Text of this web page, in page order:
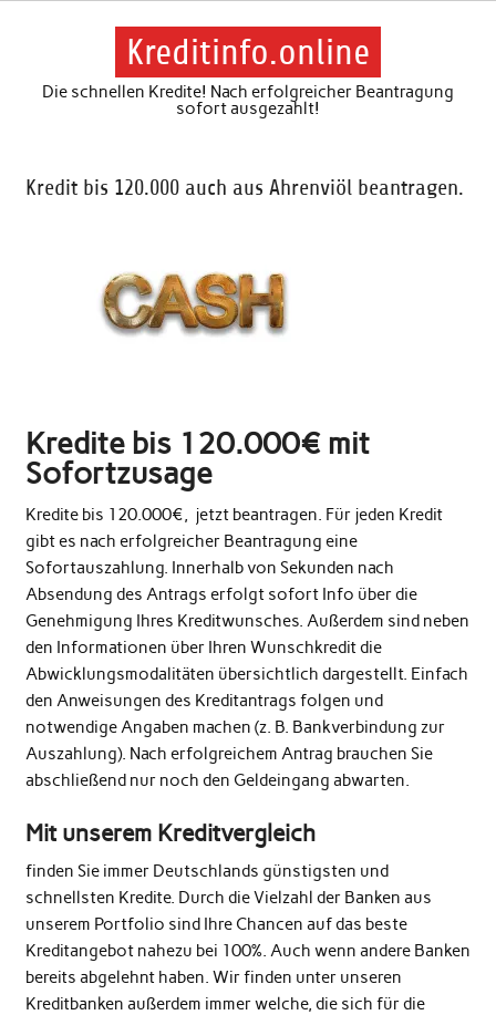
Skip
Kreditinfo.online
Die schnellen Kredite! Nach erfolgreicher Beantragung
sofort ausgezahlt!
Kredit bis 120.000 auch aus Ahrenviöl beantragen.
Kredite bis 120.000€ mit
Sofortzusage
Kredite bis 120.000€, jetzt beantragen. Für jeden Kredit
gibt es nach erfolgreicher Beantragung eine
Sofortauszahlung. Innerhalb von Sekunden nach
Absendung des Antrags erfolgt sofort Info über die
Genehmigung Ihres Kreditwunsches. Außerdem sind neben
den Informationen über Ihren Wunschkredit die
Abwicklungsmodalitäten übersichtlich dargestellt. Einfach
den Anweisungen des Kreditantrags folgen und
notwendige Angaben machen (z. B. Bankverbindung zur
Auszahlung). Nach erfolgreichem Antrag brauchen Sie
abschließend nur noch den Geldeingang abwarten.
Mit unserem Kreditvergleich
finden Sie immer Deutschlands günstigsten und
schnellsten Kredite. Durch die Vielzahl der Banken aus
unserem Portfolio sind Ihre Chancen auf das beste
Kreditangebot nahezu bei 100%. Auch wenn andere Banken
bereits abgelehnt haben. Wir finden unter unseren
Kreditbanken außerdem immer welche, die sich für die